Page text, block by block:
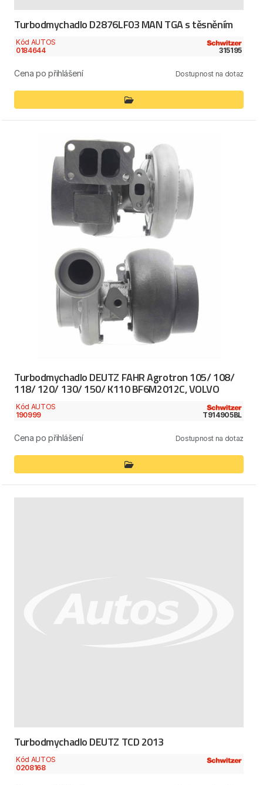
Turbodmychadlo D2876LF03 MAN TGA s těsněním
Kód AUTOS
0184644
315195
Cena po přihlášení Dostupnost na dotaz
Turbodmychadlo DEUTZ FAHR Agrotron 105/ 108/
118/ 120/ 130/ 150/ K110 BF6M2012C, VOLVO
Kód AUTOS
190999
T914905BL
Cena po přihlášení Dostupnost na dotaz
Turbodmychadlo DEUTZ TCD 2013
Kód AUTOS
0208168